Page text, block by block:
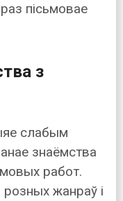
пісьмовае
з
слабым
знаёмства
работ.
жанраў і